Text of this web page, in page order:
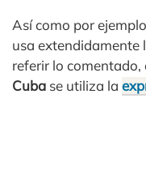
Así como por
usa extendidamente
referir lo comentado,
Cuba se utiliza la